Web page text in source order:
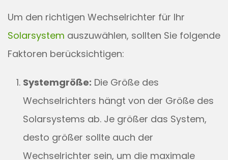
Um den richtigen Wechselrichter für Ihr
Solarsystem auszuwählen, sollten Sie folgende
Faktoren berücksichtigen:
Systemgröße: Die Größe des
Wechselrichters hängt von der Größe des
Solarsystems ab. Je größer das System,
desto größer sollte auch der
Wechselrichter sein, um die maximale